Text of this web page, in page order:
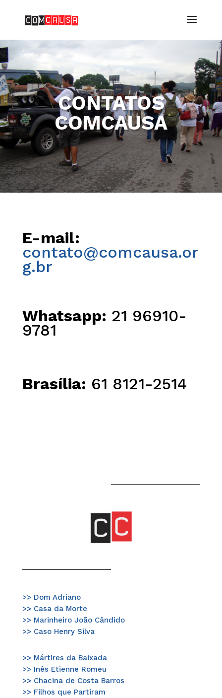
CONTATOS
COMCAUSA
E-mail:
contato@comcausa.or
g.br
Whatsapp: 21 96910-
9781
Brasília: 61 8121-2514
>> Dom Adriano
>> Casa da Morte
>> Marinheiro João Cândido
>> Caso Henry Silva
>> Mártires da Baixada
>> Inês Etienne Romeu
>> Chacina de Costa Barros
>> Filhos que Partiram